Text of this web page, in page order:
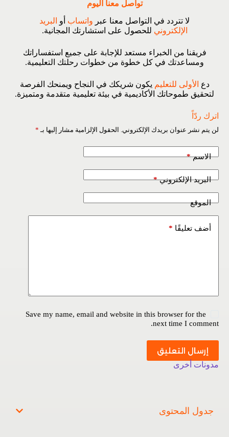
جدول المحتوى
تواصل معنا اليوم
لا تتردد في التواصل معنا عبر واتساب أو البريد
الإلكتروني للحصول على استشارتك المجانية.
فريقنا من الخبراء مستعد للإجابة على جميع استفساراتك
ومساعدتك في كل خطوة من خطوات رحلتك التعليمية.
دع الأولى للتعليم يكون شريكك في النجاح ويمنحك الفرصة
لتحقيق طموحاتك الأكاديمية في بيئة تعليمية متقدمة ومتميزة.
اترك ردّاً
لن يتم نشر عنوان بريدك الإلكتروني. الحقول الإلزامية مشار إليها بـ *
الاسم*
البريد الإلكتروني*
الموقع
أضف تعليقًا *
Save my name, email and website in this browser for the
next time I comment.
إرسال التعليق
مدونات أخرى